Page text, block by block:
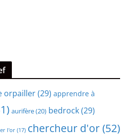
orpailler(29) apprendre à
aurifère(20) bedrock(29)
l'or (17) chercheur d'or(52)